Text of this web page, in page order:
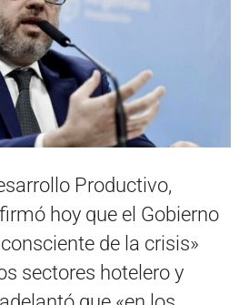
Productivo,
hoy que el Gobierno
de la crisis»
sectores hotelero y